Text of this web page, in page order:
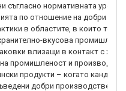
съгласно нормативната уредба,
по отношение на добри
в областите, в които те се
вкусова
влизащи в контакт с
промишленост и
продукти – когато
добри производствени